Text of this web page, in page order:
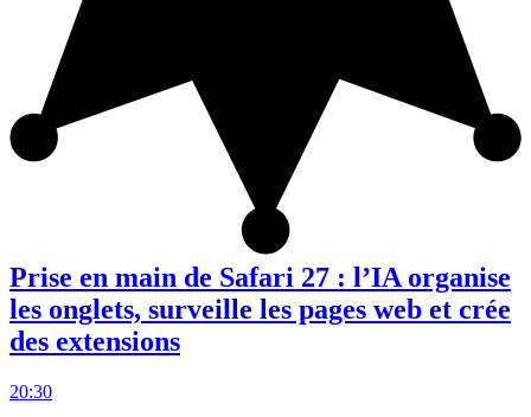
Prise en main de Safari 27 : l’IA organise
les onglets, surveille les pages web et crée
des extensions
20:30